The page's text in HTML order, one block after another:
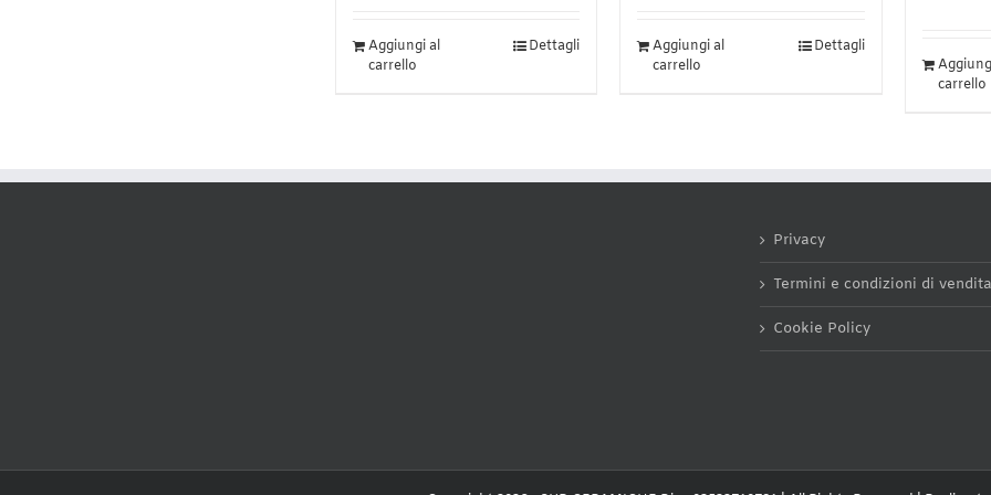
Aggiungi al
carrello
Dettagli
Aggiungi al
carrello
Dettagli
carrello
Privacy
Termini e condizioni di vendita
Cookie Policy